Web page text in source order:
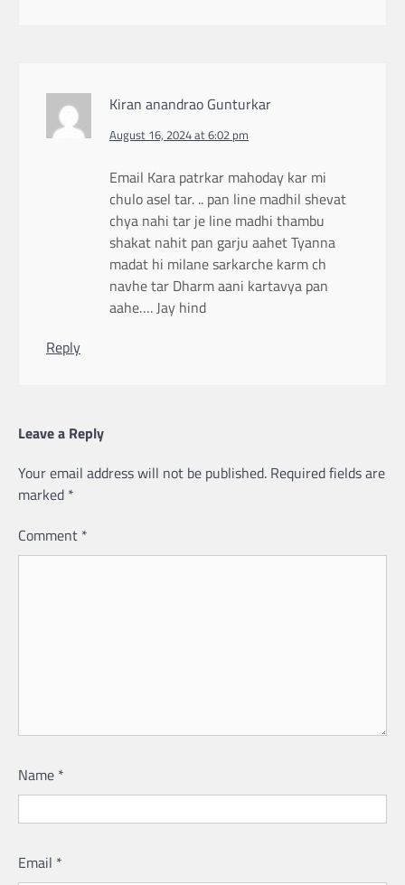
Kiran anandrao Gunturkar
August 16, 2024 at 6:02 pm
Email Kara patrkar mahoday kar mi
chulo asel tar. .. pan line madhil shevat
chya nahi tar je line madhi thambu
shakat nahit pan garju aahet Tyanna
madat hi milane sarkarche karm ch
navhe tar Dharm aani kartavya pan
aahe…. Jay hind
Reply
Leave a Reply
Your email address will not be published. Required fields are
marked *
Comment *
Name *
Email *